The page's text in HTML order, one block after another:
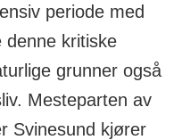
periode med
denne kritiske
grunner også
Mesteparten av
Svinesund kjører